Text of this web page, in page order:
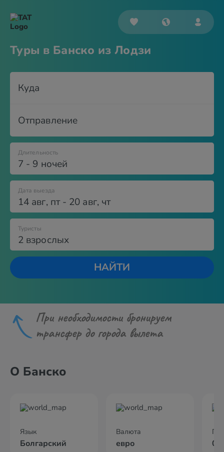
Туры в Банско из Лодзи
Куда
Отправление
7 - 9 ночей
Длительность
Дата выезда
14 авг, пт- 20 авг, чт
2 взрослых
Туристы
НАЙТИ
При необходимости бронируем
трансфер до города вылета
О Банско
Язык
Болгарский
Валюта
евро